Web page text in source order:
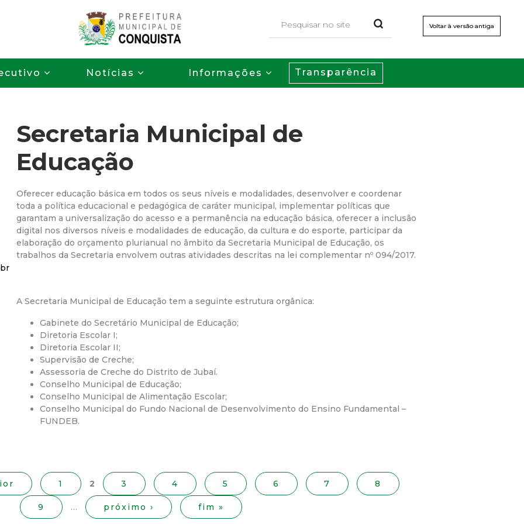
para
o
conteúdo
principal
Voltar à versão antiga
P
r
f
e
i
t
u
a
M
u
n
i
i
p
Notícias Informações Transparência
Secretaria Municipal de
Educação
Oferecer educação básica em todos os seus níveis e modalidades, desenvolver e coordenar
toda a política educacional e pedagógica de caráter municipal, implementar políticas que
garantam a universalização do acesso e a permanência na educação básica, oferecer a inclusão
digital nos diversos níveis e modalidades de educação, da cultura e do esporte, participar da
elaboração do orçamento plurianual no âmbito da Secretaria Municipal de Educação, os
trabalhos da Secretaria envolvem outras atividades descritas na lei complementar nº 094/2017.
A Secretaria Municipal de Educação tem a seguinte estrutura orgânica:
Gabinete do Secretário Municipal de Educação;
Diretoria Escolar I;
Diretoria Escolar II;
Supervisão de Creche;
Assessoria de Creche do Distrito de Jubaí.
Conselho Municipal de Educação;
Conselho Municipal de Alimentação Escolar;
Conselho Municipal do Fundo Nacional de Desenvolvimento do Ensino Fundamental –
FUNDEB.
1 2 3 4 5 6 7 8
9 … próximo › fim »